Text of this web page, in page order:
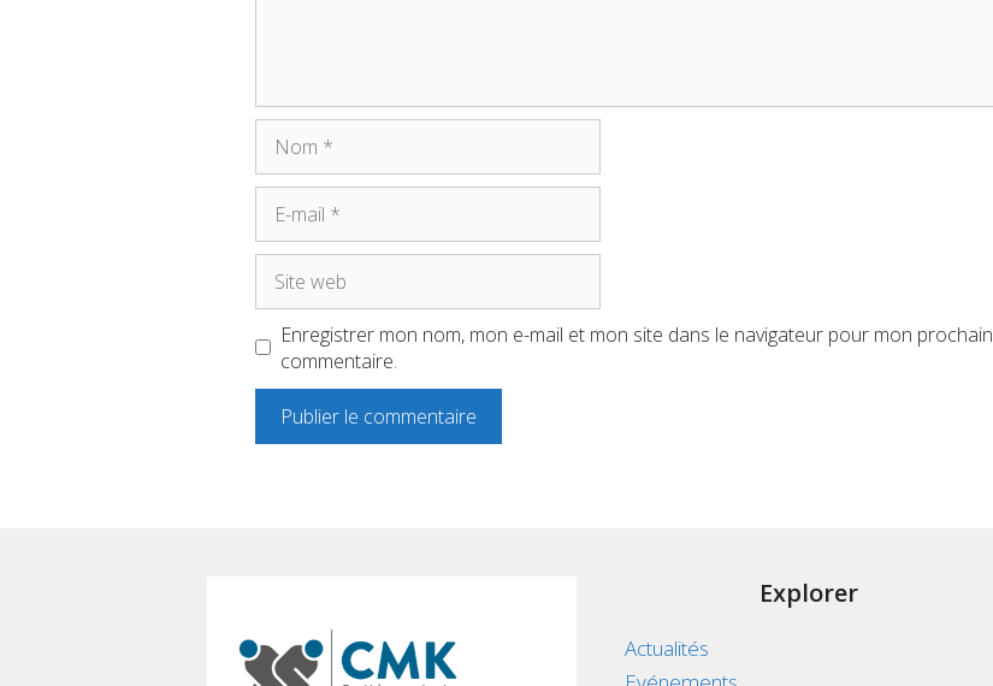
mail
web
Enregistrer mon nom, mon e-mail et mon site dans le navigateur pour mon prochain
commentaire.
Explorer
Actualités